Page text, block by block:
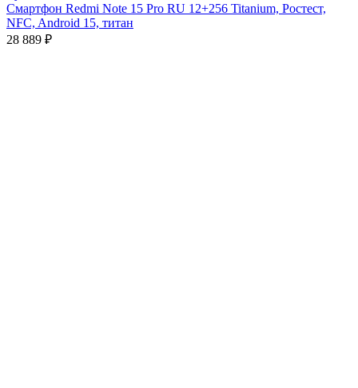
Смартфон Redmi Note 15 Pro RU 12+256 Titanium, Ростест,
NFC, Android 15, титан
28 889 ₽